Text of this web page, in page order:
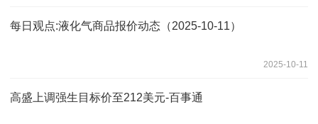
每日观点:液化气商品报价动态（2025-10-11）
2025-10-11
高盛上调强生目标价至212美元-百事通